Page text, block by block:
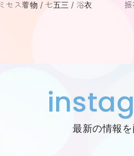
ミセス着物 七五三 浴衣 振
最新の情報を